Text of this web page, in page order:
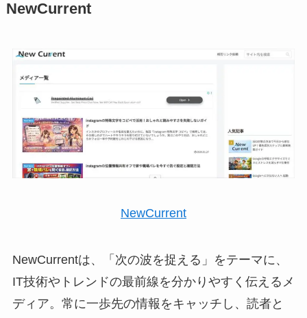
NewCurrent
NewCurrent
NewCurrentは、「次の波を捉える」をテーマに、
IT技術やトレンドの最前線を分かりやすく伝えるメ
ディア。常に一歩先の情報をキャッチし、読者と